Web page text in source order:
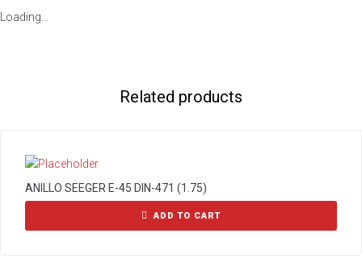
Loading...
Related products
ANILLO SEEGER E-45 DIN-471 (1.75)
ADD TO CART